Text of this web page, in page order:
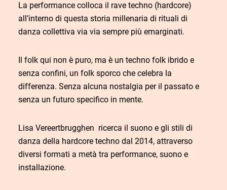
La performance colloca il rave techno (hardcore)
all’interno di questa storia millenaria di rituali di
danza collettiva via via sempre più emarginati.
Il folk qui non è puro, ma è un techno folk ibrido e
senza confini, un folk sporco che celebra la
differenza. Senza alcuna nostalgia per il passato e
senza un futuro specifico in mente.
Lisa Vereertbrugghen ricerca il suono e gli stili di
danza della hardcore techno dal 2014, attraverso
diversi formati a metà tra performance, suono e
installazione.